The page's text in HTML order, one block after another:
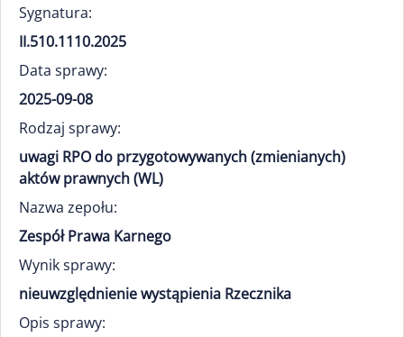
Sygnatura:
II.510.1110.2025
Data sprawy:
2025-09-08
Rodzaj sprawy:
uwagi RPO do przygotowywanych (zmienianych)
aktów prawnych (WL)
Nazwa zepołu:
Zespół Prawa Karnego
Wynik sprawy:
nieuwzględnienie wystąpienia Rzecznika
Opis sprawy: